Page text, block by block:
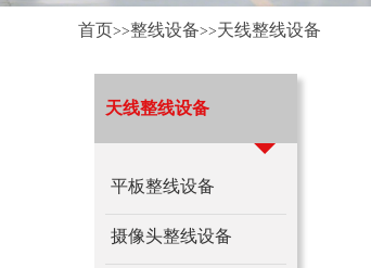
首页>>整线设备>>天线整线设备
天线整线设备
平板整线设备
摄像头整线设备